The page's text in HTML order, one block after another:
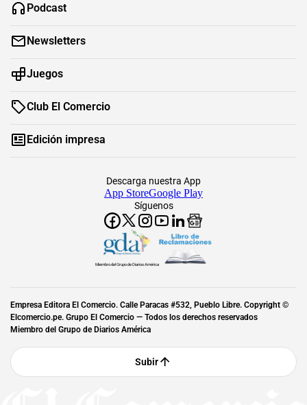
Podcast
Newsletters
Juegos
Club El Comercio
Edición impresa
Síguenos
Descarga nuestra App
App StoreGoogle Play
Miembro del Grupo de Diarios América
Empresa Editora El Comercio. Calle Paracas #532, Pueblo Libre. Copyright ©
Elcomercio.pe. Grupo El Comercio — Todos los derechos reservados
Miembro del Grupo de Diarios América
Subir